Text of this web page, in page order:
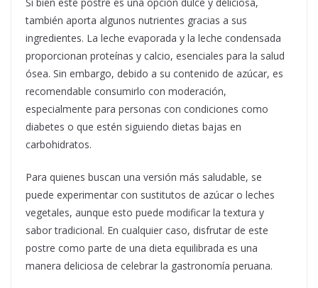
también aporta algunos nutrientes gracias a sus
ingredientes. La leche evaporada y la leche condensada
proporcionan proteínas y calcio, esenciales para la salud
ósea. Sin embargo, debido a su contenido de azúcar, es
recomendable consumirlo con moderación,
especialmente para personas con condiciones como
diabetes o que estén siguiendo dietas bajas en
carbohidratos.
Para quienes buscan una versión más saludable, se
puede experimentar con sustitutos de azúcar o leches
vegetales, aunque esto puede modificar la textura y
sabor tradicional. En cualquier caso, disfrutar de este
postre como parte de una dieta equilibrada es una
manera deliciosa de celebrar la gastronomía peruana.